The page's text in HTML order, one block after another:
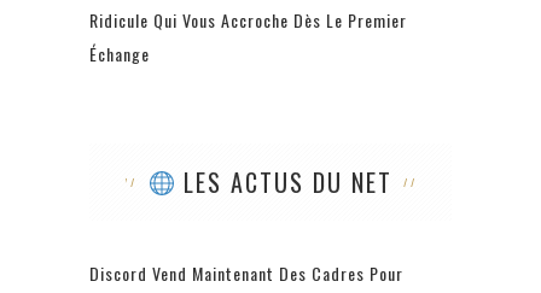
Ridicule Qui Vous Accroche Dès Le Premier
Échange
LES ACTUS DU NET
Discord Vend Maintenant Des Cadres Pour